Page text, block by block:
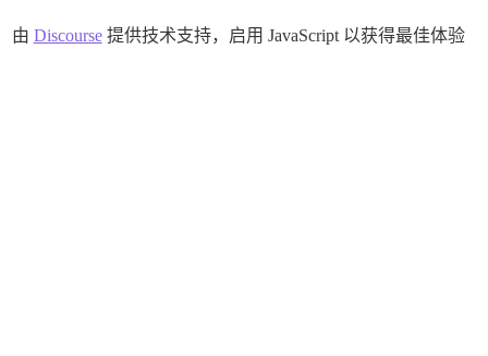
由 Discourse提供技术支持，启用 JavaScript 以获得最佳体验